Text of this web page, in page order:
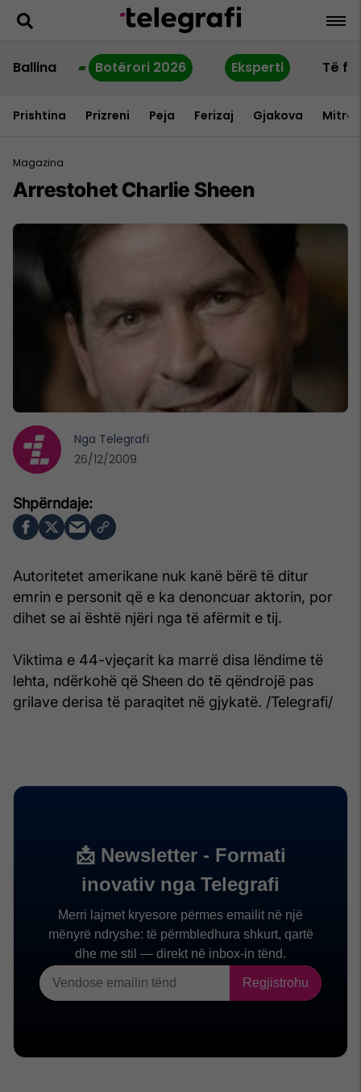
Ballina Botërori 2026 Eksperti Të
Prishtina Prizreni Peja Ferizaj Gjakova
Magazina
Arrestohet Charlie Sheen
Autoritetet amerikane nuk kanë bërë të ditur
emrin e personit që e ka denoncuar aktorin, por
dihet se ai është njëri nga të afërmit e tij.
Viktima e 44-vjeçarit ka marrë disa lëndime të
lehta, ndërkohë që Sheen do të qëndrojë pas
grilave derisa të paraqitet në gjykatë. /Telegrafi/
Nga Telegrafi
26/12/2009